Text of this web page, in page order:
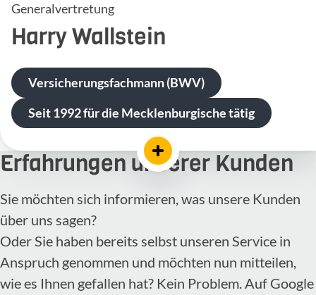
Generalvertretung
HarryWallstein
Versicherungsfachmann (BWV)
Seit 1992 für die Mecklenburgische tätig
Erfahrungen unserer Kunden
Sie möchten sich informieren, was unsere Kunden
über uns sagen?
Oder Sie haben bereits selbst unseren Service in
Anspruch genommen und möchten nun mitteilen,
wie es Ihnen gefallen hat? Kein Problem. Auf Google